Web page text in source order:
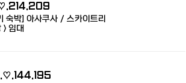
숙박] 아사쿠사 / 스카이트리
> 임대